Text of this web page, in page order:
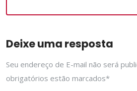
Deixe uma resposta
Seu endereço de E-mail não será
obrigatórios estão marcados*